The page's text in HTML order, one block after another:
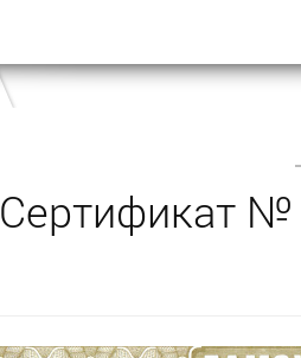
Cертификат